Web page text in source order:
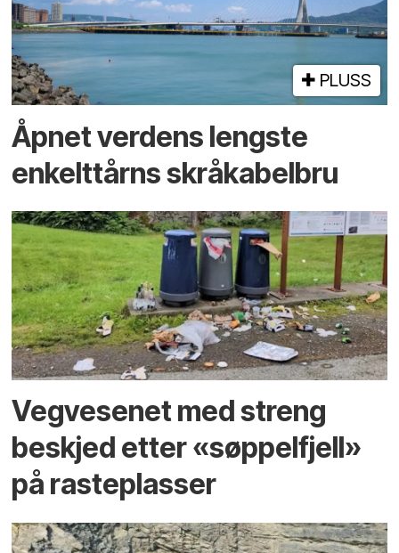
PLUSS
Åpnet verdens lengste
enkelt­tårns skrå­kabel­bru
Vegvesenet med streng
beskjed etter «søppelfjell»
på rasteplasser